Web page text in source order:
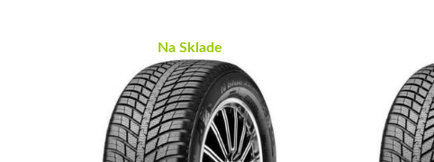
Na Sklade